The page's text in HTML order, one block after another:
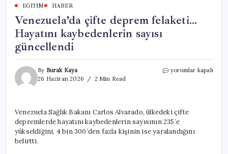
EĞITIM HABER
Venezuela’da çifte deprem felaketi…
Hayatını kaybedenlerin sayısı
güncellendi
By Burak Kaya
26 Haziran 2026
2 Min Read
Venezuela’da
kaybedenlerin
sayısı
güncellendi
yorumlar kapalı
Venezuela Sağlık Bakanı Carlos Alvarado, ülkedeki çifte
depremlerde hayatını kaybedenlerin sayısının 235’e
yükseldiğini, 4 bin 300’den fazla kişinin ise yaralandığını
belirtti.